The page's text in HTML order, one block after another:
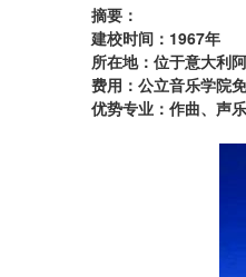
摘要：
建校时间：1967年
所在地：位于意大利
费用：公立音乐学院
优势专业：作曲、声